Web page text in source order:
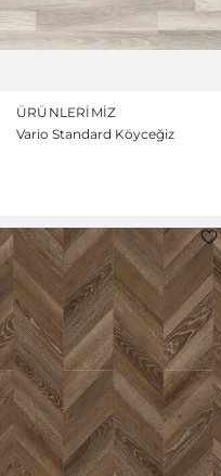
ÜRÜNLERIMIZ
Vario Standard Köyceğiz